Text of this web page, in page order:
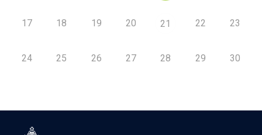
17 18 19 20 21 22 23
24 25 26 27 28 29 30